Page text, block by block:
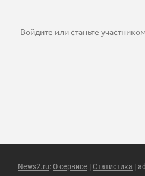
Войдите илистаньте
News2.ru: О сервисе | Статистика |